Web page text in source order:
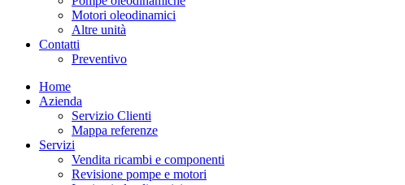
Motori oleodinamici
Altre unità
Contatti
Preventivo
Home
Azienda
Servizio Clienti
Mappa referenze
Servizi
Vendita ricambi e componenti
Revisione pompe e motori